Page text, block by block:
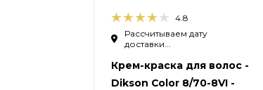
4.8
Рассчитываем дату
доставки...
Крем-краска для волос -
Dikson Color 8/70-8VI -